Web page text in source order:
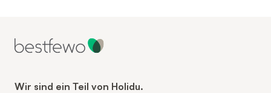
Wir sind ein Teil von Holidu.